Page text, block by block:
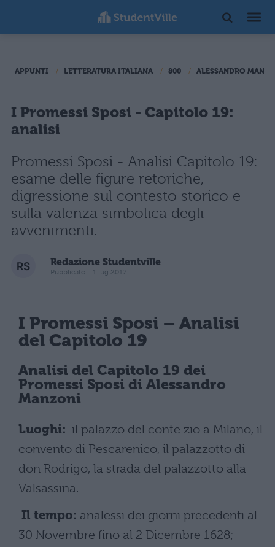
APPUNTI LETTERATURA ITALIANA 800 ALESSANDRO
I Promessi Sposi - Capitolo 19:
analisi
Promessi Sposi - Analisi Capitolo 19:
esame delle figure retoriche,
digressione sul contesto storico e
sulla valenza simbolica degli
avvenimenti.
Redazione Studentville
Pubblicato il 1 lug 2017
I Promessi Sposi – Analisi
del Capitolo 19
Analisi delCapitolo 19 dei
Promessi Sposi di Alessandro
Manzoni
Luoghi: il palazzo del conte zio a Milano, il
convento di Pescarenico, il palazzotto di
don Rodrigo, la strada del palazzotto alla
Valsassina.
Il tempo: analessi dei giorni precedenti al
30 Novembre fino al 2 Dicembre 1628;